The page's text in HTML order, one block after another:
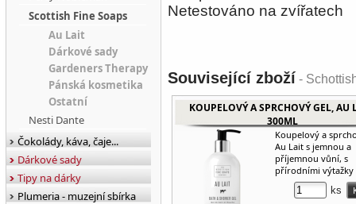
Netestováno na zvířatech
Související zboží -
KOUPELOVÝ A SPRCHOVÝ GEL, AU
300ML
Koupelový a
Au Lait s jemnou a
příjemnou vůní, s
přírodními výtažky
ks
Scottish Fine Soaps
Au Lait
Dárkové sady
Gardeners Therapy
Pánská kosmetika
Ostatní
Nesti Dante
Čokolády, káva, čaje...
Dárkové sady
Tipy na dárky
Plumeria - muzejní sbírka